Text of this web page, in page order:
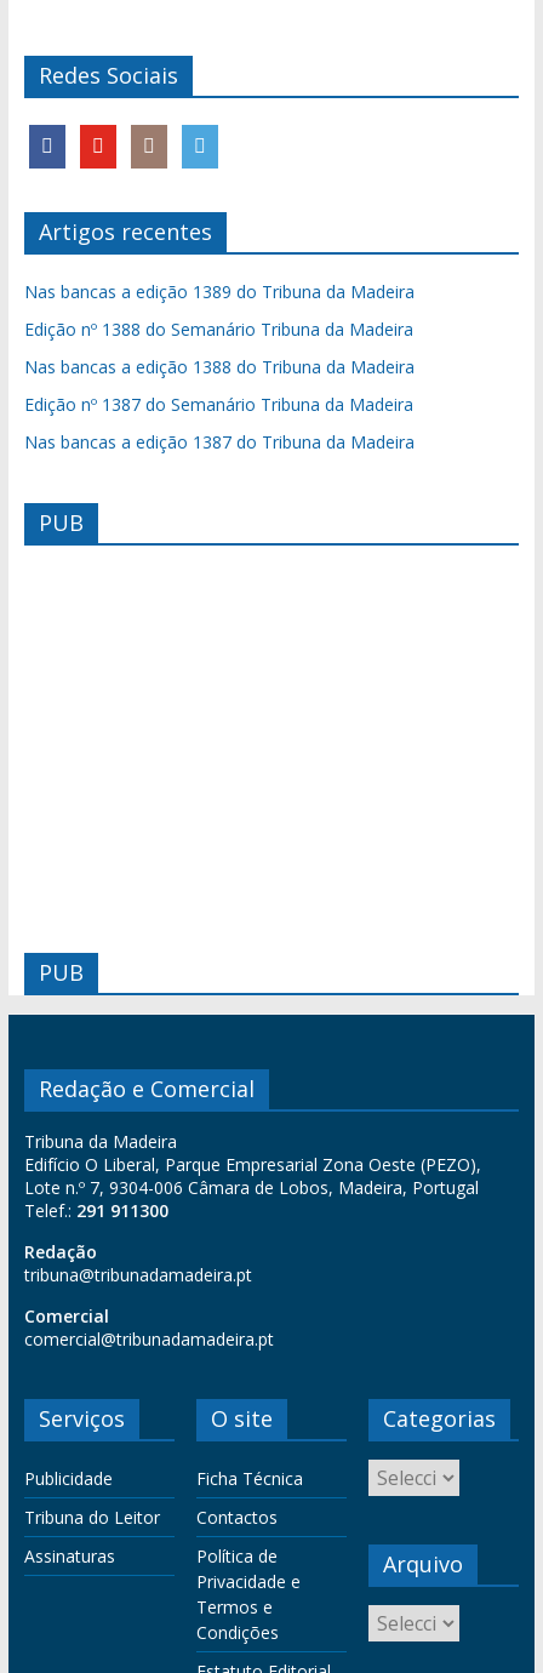
Redes Sociais
Artigos recentes
Nas bancas a edição 1389 do Tribuna da Madeira
Edição nº 1388 do Semanário Tribuna da Madeira
Nas bancas a edição 1388 do Tribuna da Madeira
Edição nº 1387 do Semanário Tribuna da Madeira
Nas bancas a edição 1387 do Tribuna da Madeira
PUB
PUB
Redação e Comercial
Tribuna da Madeira
Edifício O Liberal, Parque Empresarial Zona Oeste (PEZO),
Lote n.º 7, 9304-006 Câmara de Lobos, Madeira, Portugal
Telef.: 291 911300
Redação
tribuna@tribunadamadeira.pt
Comercial
comercial@tribunadamadeira.pt
Serviços
Publicidade
Tribuna do Leitor
Assinaturas
O site
Ficha Técnica
Contactos
Política de
Privacidade e
Termos e
Condições
Categorias
Arquivo